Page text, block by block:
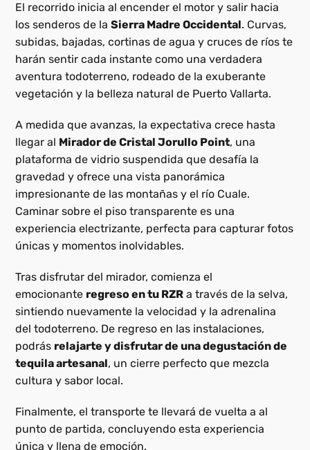
El recorrido inicia al encender el motor y salir hacia
los senderos de laSierra Madre Occidental. Curvas,
subidas, bajadas, cortinas de agua y cruces de ríos te
harán sentir cada instante como una verdadera
aventura todoterreno, rodeado de la exuberante
vegetación y la belleza natural de Puerto Vallarta.
A medida que avanzas, la expectativa crece hasta
llegar al Mirador de Cristal Jorullo Point, una
plataforma de vidrio suspendida que desafía la
gravedad y ofrece una vista panorámica
impresionante de las montañas y el río Cuale.
Caminar sobre el piso transparente es una
experiencia electrizante, perfecta para capturar fotos
únicas y momentos inolvidables.
Tras disfrutar del mirador, comienza el
emocionante regreso en tu RZR a través de la selva,
sintiendo nuevamente la velocidad y la adrenalina
del todoterreno. De regreso en las instalaciones,
podrás relajarte y disfrutar de una degustación de
tequila artesanal, un cierre perfecto que mezcla
cultura y sabor local.
Finalmente, el transporte te llevará de vuelta a al
punto de partida, concluyendo esta experiencia
única y llena de emoción.